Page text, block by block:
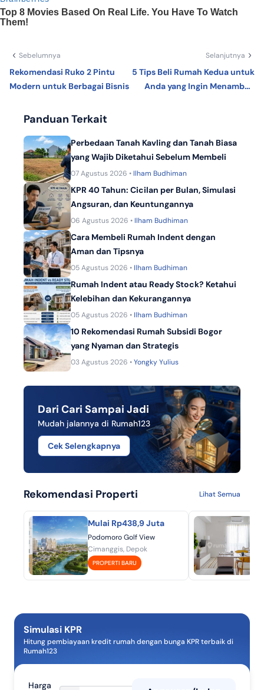
Sebelumnya
Rekomendasi Ruko 2 Pintu
Modern untuk Berbagai Bisnis
Selanjutnya
5 Tips Beli Rumah Kedua untuk
Anda yang Ingin Menambah
Panduan Terkait
Perbedaan Tanah Kavling dan Tanah Biasa
yang Wajib Diketahui Sebelum Membeli
07 Agustus 2026 • Ilham Budhiman
KPR 40 Tahun: Cicilan per Bulan, Simulasi
Angsuran, dan Keuntungannya
06 Agustus 2026 • Ilham Budhiman
Cara Membeli Rumah Indent dengan
Aman dan Tipsnya
05 Agustus 2026 • Ilham Budhiman
Rumah Indent atau Ready Stock? Ketahui
Kelebihan dan Kekurangannya
05 Agustus 2026 • Ilham Budhiman
10 Rekomendasi Rumah Subsidi Bogor
yang Nyaman dan Strategis
03 Agustus 2026 •Yongky Yulius
Dari Cari Sampai Jadi
Mudah jalannya di Rumah123
Cek Selengkapnya
Rekomendasi Properti Lihat Semua
Mulai Rp438,9 Juta
Podomoro Golf View
Cimanggis, Depok
PROPERTI BARU
Simulasi KPR
Hitung pembiayaan kredit rumah dengan bunga KPR terbaik di
Rumah123
Harga